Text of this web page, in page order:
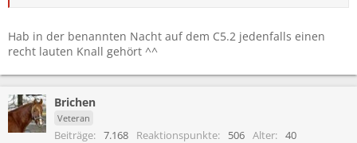
Hab in der benannten Nacht auf dem C5.2 jedenfalls einen
recht lauten Knall gehört ^^
Brichen
Veteran
Beiträge 7.168 Reaktionspunkte 506 Alter 40